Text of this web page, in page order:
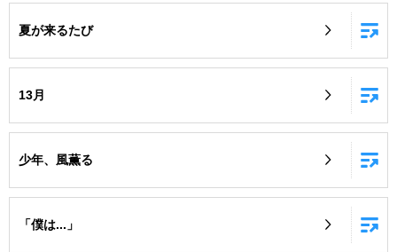
夏が来るたび
13月
少年、風薫る
「僕は...」